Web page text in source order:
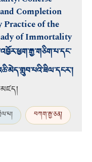
Completion
Practice of the
of Immortality
བཀག་རྒྱ་ཅན།